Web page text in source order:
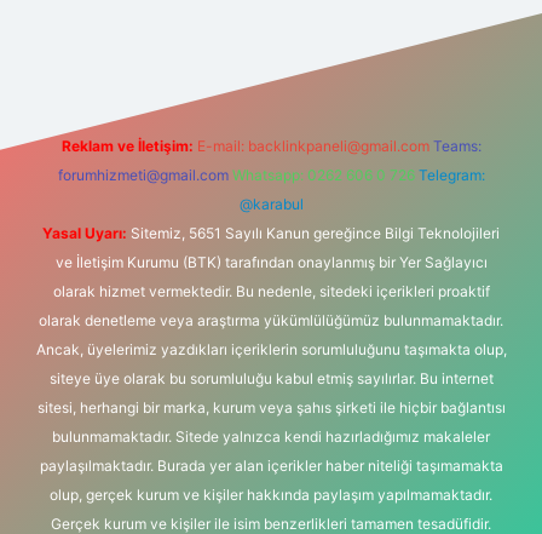
Reklam ve İletişim: E-mail: backlinkpaneli@gmail.com Teams:
forumhizmeti@gmail.com Whatsapp: 0262 606 0 726 Telegram:
@karabul
Yasal Uyarı: Sitemiz, 5651 Sayılı Kanun gereğince Bilgi Teknolojileri
ve İletişim Kurumu (BTK) tarafından onaylanmış bir Yer Sağlayıcı
olarak hizmet vermektedir. Bu nedenle, sitedeki içerikleri proaktif
olarak denetleme veya araştırma yükümlülüğümüz bulunmamaktadır.
Ancak, üyelerimiz yazdıkları içeriklerin sorumluluğunu taşımakta olup,
siteye üye olarak bu sorumluluğu kabul etmiş sayılırlar. Bu internet
sitesi, herhangi bir marka, kurum veya şahıs şirketi ile hiçbir bağlantısı
bulunmamaktadır. Sitede yalnızca kendi hazırladığımız makaleler
paylaşılmaktadır. Burada yer alan içerikler haber niteliği taşımamakta
olup, gerçek kurum ve kişiler hakkında paylaşım yapılmamaktadır.
Gerçek kurum ve kişiler ile isim benzerlikleri tamamen tesadüfidir.